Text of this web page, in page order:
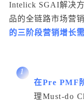
Intelick SGAI解决
品的全链路市场营
的三阶段营销增长需
1
在Pre PMF
理Must-do